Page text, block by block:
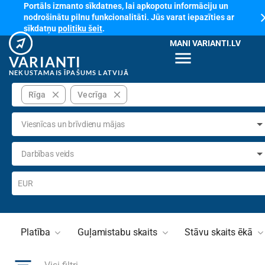
Portāls izmanto sīkdatnes, lai apkopotu informāciju un
nodrošinātu pilnu funkcionalitāti. Jūs varat iepazīties ar
sīkdatņupolitiku šeit.
VARIANTI
NEKUSTAMAIS ĪPAŠUMS LATVIJĀ
MANI VARIANTI.LV
menu
Rīga close Vecrīga close
Viesnīcas un brīvdienu mājas
Darbības veids
EUR
Platība Guļamistabu skaits Stāvu skaits ēkā